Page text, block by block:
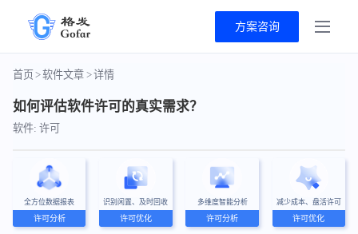
方案咨询
首页>软件文章 >详情
如何评估软件许可的真实需求？
软件: 许可
全方位数据报表
许可分析
识别闲置、及时回收
许可优化
多维度智能分析
许可分析
减少成本、盘活许可
许可优化